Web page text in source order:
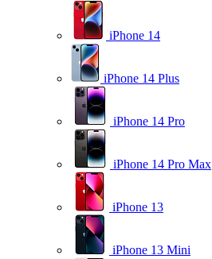
iPhone 14
iPhone 14 Plus
iPhone 14 Pro
iPhone 14 Pro Max
iPhone 13
iPhone 13 Mini